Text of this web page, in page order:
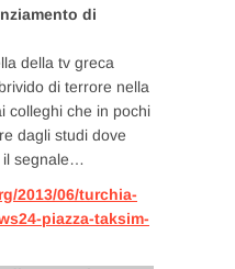
di
della tv greca
di terrore nella
colleghi che in pochi
dagli studi dove
il segnale…
2013/06/turchia-
piazza-taksim-